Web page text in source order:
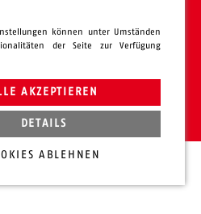
können unter Umständen
der Seite zur Verfügung
AKZEPTIEREN
DETAILS
ABLEHNEN